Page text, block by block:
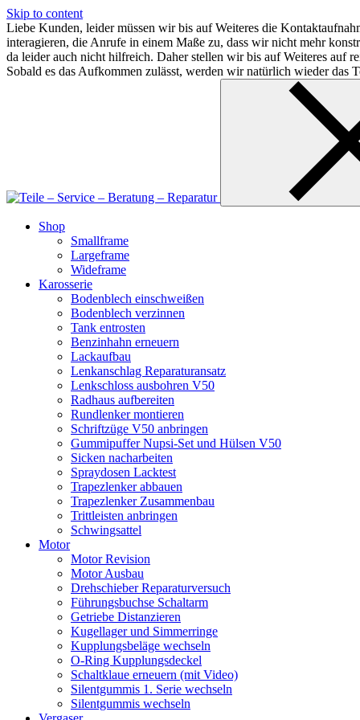
Skip to content
Liebe Kunden, leider müssen wir bis auf Weiteres die
interagieren, die Anrufe in einem Maße zu, dass wir nicht mehr
da leider auch nicht hilfreich. Daher stellen wir bis auf Weiteres auf
Sobald es das Aufkommen zulässt, werden wir natürlich wieder das
Shop
Smallframe
Largeframe
Wideframe
Karosserie
Bodenblech einschweißen
Bodenblech verzinnen
Tank entrosten
Benzinhahn erneuern
Lackaufbau
Lenkanschlag Reparaturansatz
Lenkschloss ausbohren V50
Radhaus aufbereiten
Rundlenker montieren
Schriftzüge V50 anbringen
Gummipuffer Nupsi-Set und Hülsen V50
Sicken nacharbeiten
Spraydosen Lacktest
Trapezlenker abbauen
Trapezlenker Zusammenbau
Trittleisten anbringen
Schwingsattel
Motor
Motor Revision
Motor Ausbau
Drehschieber Reparaturversuch
Führungsbuchse Schaltarm
Getriebe Distanzieren
Kugellager und Simmerringe
Kupplungsbeläge wechseln
O-Ring Kupplungsdeckel
Schaltklaue erneuern (mit Video)
Silentgummis 1. Serie wechseln
Silentgummis wechseln